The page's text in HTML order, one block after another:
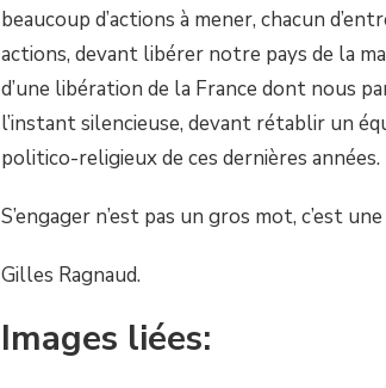
beaucoup d’actions à mener, chacun
actions, devant libérer notre pays de la
d’une libération de la France dont nous
l’instant silencieuse, devant rétablir un
politico-religieux de ces dernières années.
S’engager n’est pas un gros mot, c’est
Gilles Ragnaud.
Images liées: